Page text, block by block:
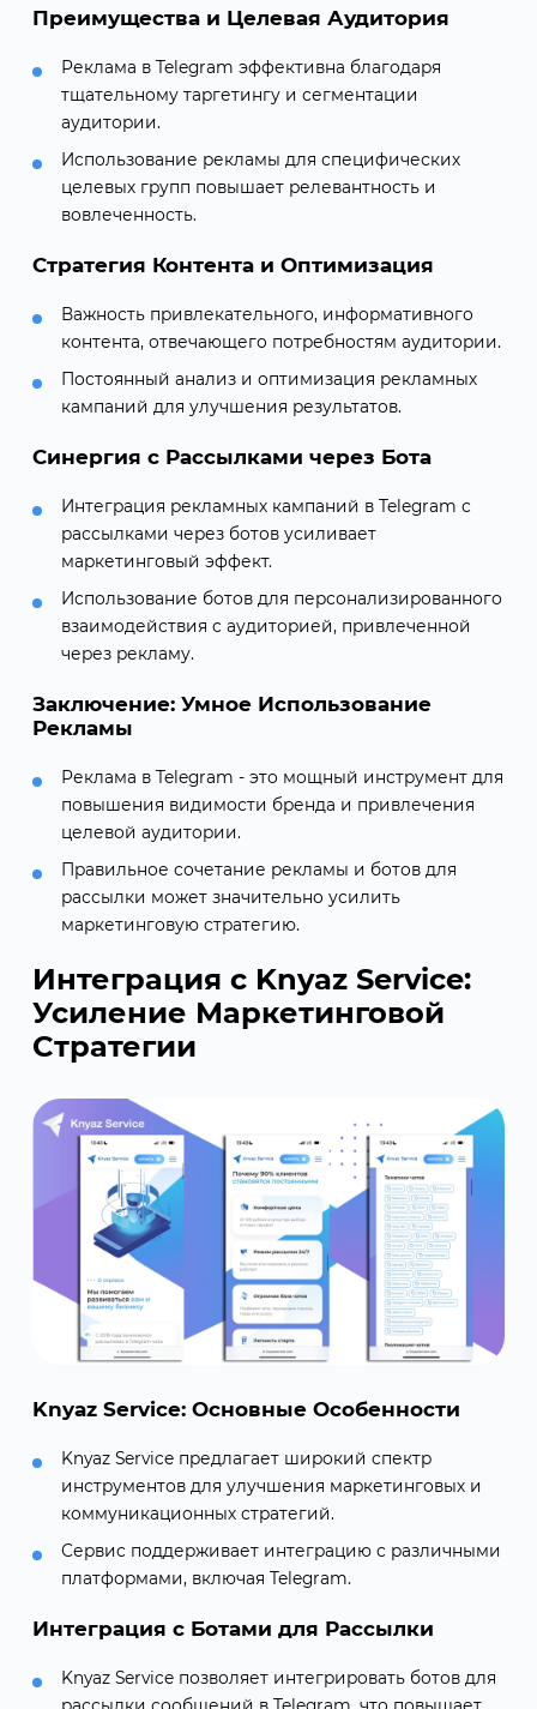
Преимущества и Целевая Аудитория
Реклама в Telegram эффективна благодаря
тщательному таргетингу и сегментации
аудитории.
Использование рекламы для специфических
целевых групп повышает релевантность и
вовлеченность.
Стратегия Контента и Оптимизация
Важность привлекательного, информативного
контента, отвечающего потребностям аудитории.
Постоянный анализ и оптимизация рекламных
кампаний для улучшения результатов.
Синергия с Рассылками через Бота
Интеграция рекламных кампаний в Telegram с
рассылками через ботов усиливает
маркетинговый эффект.
Использование ботов для персонализированного
взаимодействия с аудиторией, привлеченной
через рекламу.
Заключение: Умное Использование
Рекламы
Реклама в Telegram - это мощный инструмент для
повышения видимости бренда и привлечения
целевой аудитории.
Правильное сочетание рекламы и ботов для
рассылки может значительно усилить
маркетинговую стратегию.
Интеграция с Knyaz Service:
Усиление Маркетинговой
Стратегии
Knyaz Service: Основные Особенности
Knyaz Service предлагает широкий спектр
инструментов для улучшения маркетинговых и
коммуникационных стратегий.
Сервис поддерживает интеграцию с различными
платформами, включая Telegram.
Интеграция с Ботами для Рассылки
Knyaz Service позволяет интегрировать ботов для